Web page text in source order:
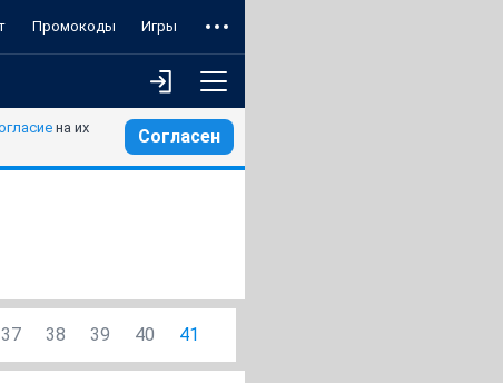
Промокоды Игры
на их
Согласен
37 38 39 40 41